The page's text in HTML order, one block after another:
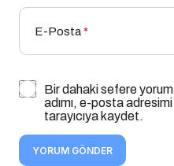
E-Posta*
Bir dahaki sefere yorum
adımı, e-posta
tarayıcıya kaydet.
YORUM GÖNDER